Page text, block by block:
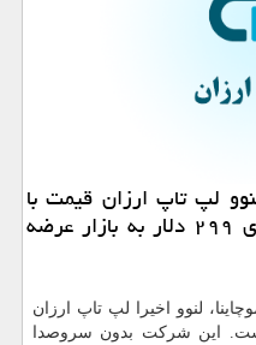
لپ تاپ ارزان قیمت با
نمایشگر ۱۱ اینچی و قیمت های ۲۹۹ دلار به بازار عرضه
لنوو اخیرا لپ تاپ ارزان
نموده است. این شرکت بدون سروصدا